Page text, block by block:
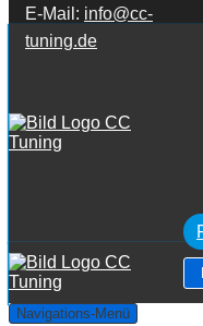
Zum Inhalt springen
E-Mail: info@cc-
tuning.de
Navigations-Menü
BMW 5 Series